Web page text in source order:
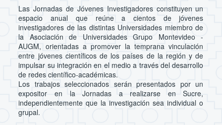
Las Jornadas de Jóvenes Investigadores constituyen un
espacio anual que reúne a cientos de jóvenes
investigadores de las distintas Universidades miembro de
la Asociación de Universidades Grupo Montevideo -
AUGM, orientadas a promover la temprana vinculación
entre jóvenes científicos de los países de la región y de
impulsar su integración en el medio a través del desarrollo
de redes científico-académicas.
Los trabajos seleccionados serán presentados por un
expositor en la Jornadas a realizarse en Sucre,
independientemente que la investigación sea individual o
grupal.